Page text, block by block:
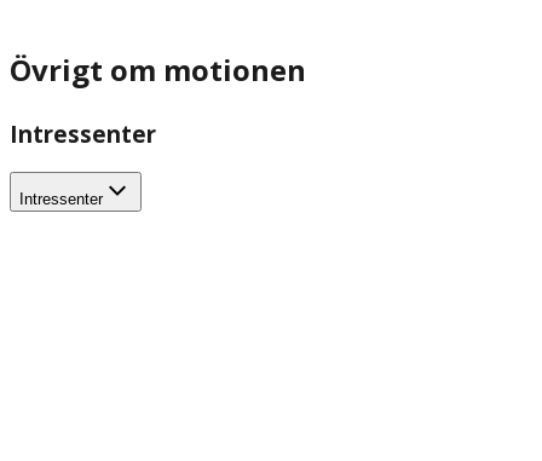
Övrigt om motionen
Intressenter
Intressenter